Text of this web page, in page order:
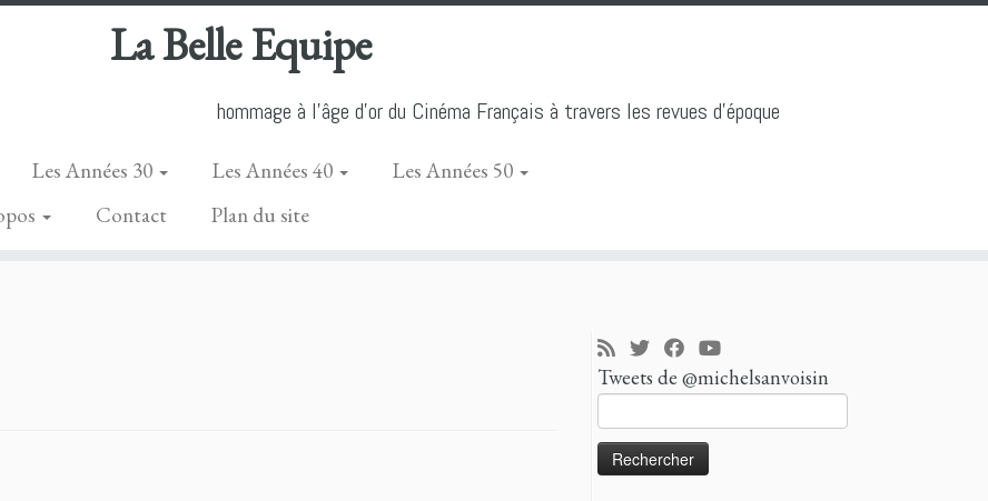
La Belle Equipe
hommage à l'âge d'or du Cinéma Français à travers les revues d'époque
Les Années 30 Les Années 40
Les Années 50
Contact Plan du site
Tweets de @michelsanvoisin